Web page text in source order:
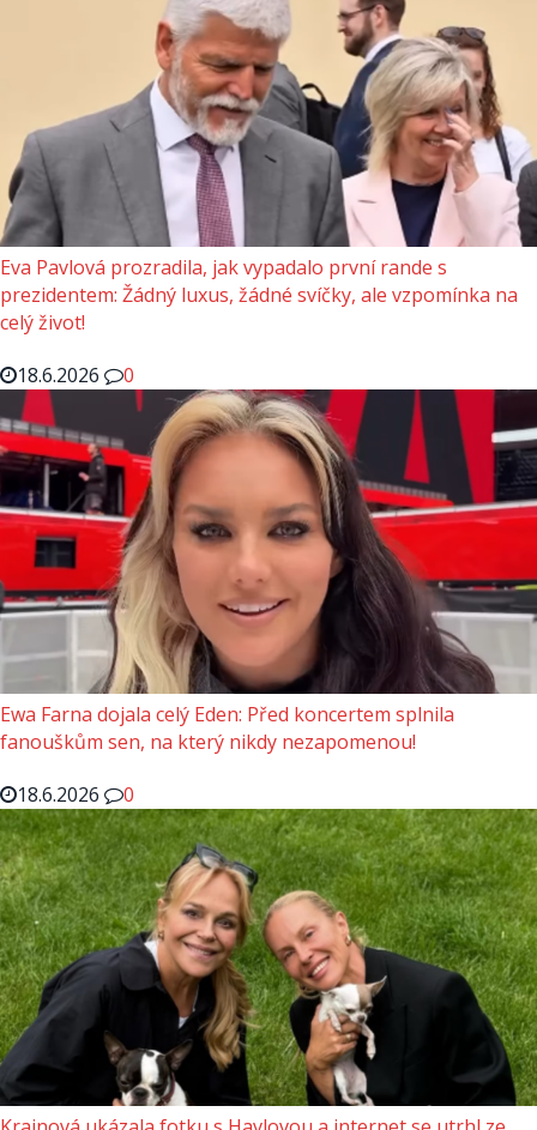
Eva Pavlová prozradila, jak vypadalo první rande s
prezidentem: Žádný luxus, žádné svíčky, ale vzpomínka na
celý život!
18.6.2026
0
Ewa Farna dojala celý Eden: Před koncertem splnila
fanouškům sen, na který nikdy nezapomenou!
18.6.2026
0